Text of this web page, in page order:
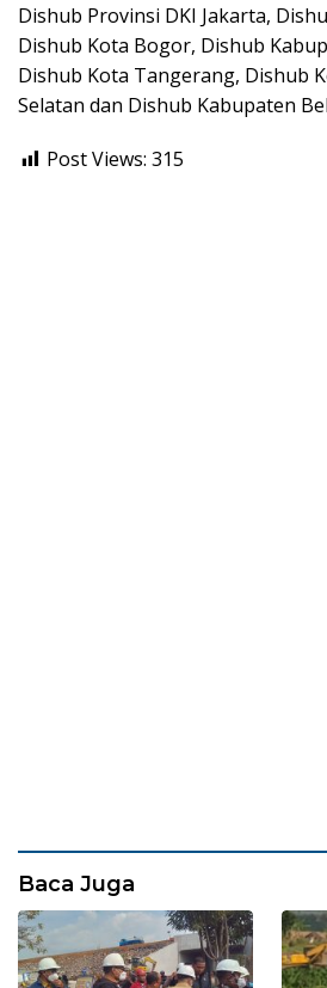
Dishub Provinsi DKI Jakarta,
Dishub Kota Bogor, Dishub
Dishub Kota Tangerang, Dishub
Selatan dan Dishub Kabupaten
Post Views: 315
Baca Juga